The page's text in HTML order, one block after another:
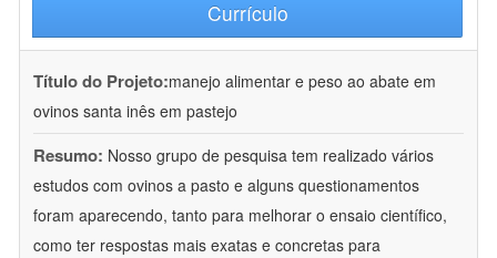
Currículo
Título do Projeto:manejo alimentar e peso ao abate em
ovinos santa inês em pastejo
Resumo: Nosso grupo de pesquisa tem realizado vários
estudos com ovinos a pasto e alguns questionamentos
foram aparecendo, tanto para melhorar o ensaio científico,
como ter respostas mais exatas e concretas para